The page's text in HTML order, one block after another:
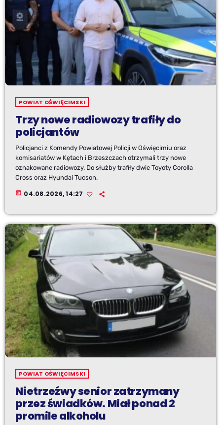
POWIAT OŚWIĘCIMSKI
Trzy nowe radiowozy trafiły do
policjantów
Policjanci z Komendy Powiatowej Policji w Oświęcimiu oraz
komisariatów w Kętach i Brzeszczach otrzymali trzy nowe
oznakowane radiowozy. Do służby trafiły dwie Toyoty Corolla
Cross oraz Hyundai Tucson.
today 04.08.2026, 14:27
POWIAT OŚWIĘCIMSKI
Nietrzeźwy senior zatrzymany
przez świadków. Miał ponad 2
promile alkoholu